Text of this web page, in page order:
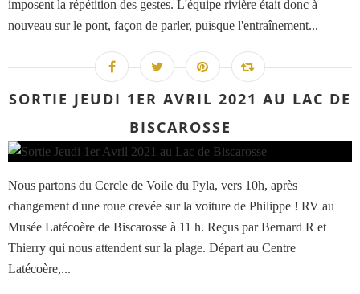
imposent la répétition des gestes. L'équipe rivière était donc à
nouveau sur le pont, façon de parler, puisque l'entraînement...
SORTIE JEUDI 1ER AVRIL 2021 AU LAC DE
BISCAROSSE
Nous partons du Cercle de Voile du Pyla, vers 10h, après
changement d'une roue crevée sur la voiture de Philippe ! RV au
Musée Latécoère de Biscarosse à 11 h. Reçus par Bernard R et
Thierry qui nous attendent sur la plage. Départ au Centre
Latécoère,...